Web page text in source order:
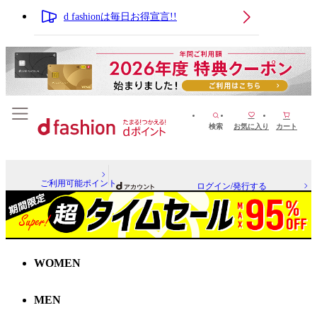
d fashionは毎日お得宣言!!
検索 お気に入り カート
ご利用可能ポイント ログイン/発行する
WOMEN
MEN